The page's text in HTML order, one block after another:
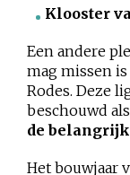
Klooster
Een andere
mag missen
Rodes. Deze
beschouwd
de
Het bouwjaar